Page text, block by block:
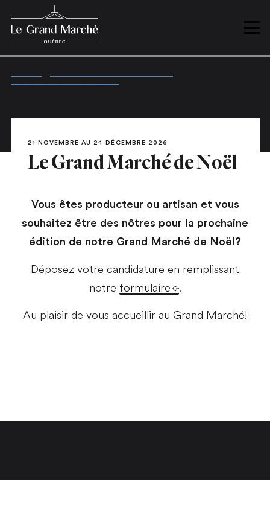
Ouvrir
21 NOVEMBRE AU 24 DÉCEMBRE 2026
Le Grand Marché de Noël
Vous êtes producteur ou artisan et vous
souhaitez être des nôtres pour la prochaine
édition de notre Grand Marché de Noël?
Déposez votre candidature en remplissant
notre formulaire
.
Au plaisir de vous accueillir au Grand Marché!